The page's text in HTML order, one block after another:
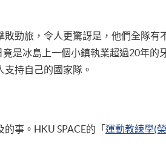
勁旅，令人更驚訝是，他們全隊
是冰島上一個小鎮執業超過20年
持自己的國家隊。
事。HKU SPACE的「 運動教練學(